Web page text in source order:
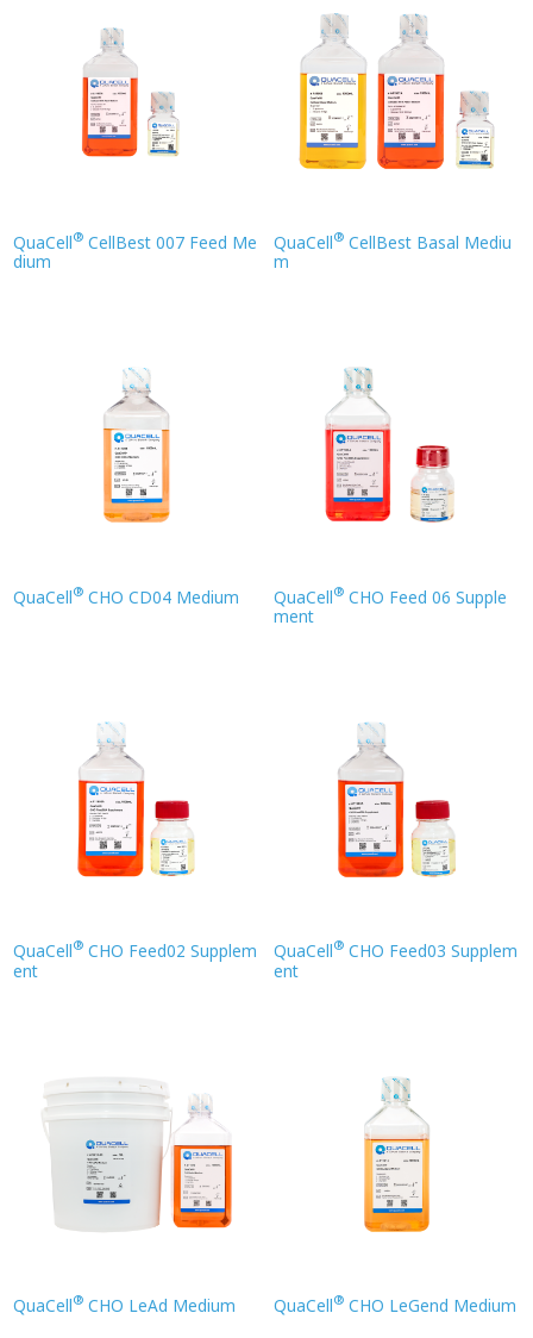
QuaCell® CellBest 007 Feed Me
dium
QuaCell® CellBest Basal Mediu
m
QuaCell® CHO CD04 Medium QuaCell® CHO Feed 06 Supple
ment
QuaCell® CHO Feed02 Supplem
ent
QuaCell® CHO Feed03 Supplem
ent
QuaCell® CHO LeAd Medium QuaCell® CHO LeGend Medium